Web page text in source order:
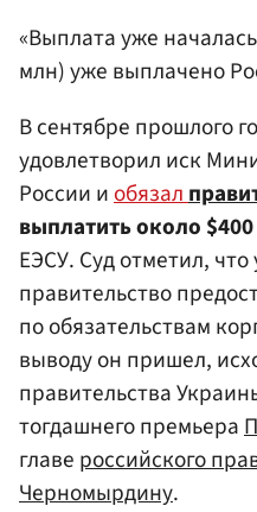
«Выплата уже
млн) уже выплачено
В сентябре прошлого
удовлетворил иск
России иобязал
выплатить около
ЕЭСУ. Суд отметил,
правительство
по обязательствам
выводу он пришел,
правительства
тогдашнего премьера
главе российского
Черномырдину.